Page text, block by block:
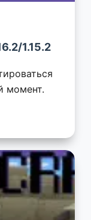
1.15.2
момент.